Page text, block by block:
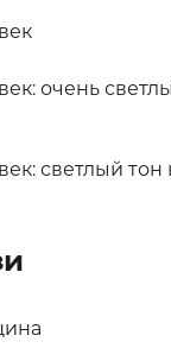
очень
светлый тон